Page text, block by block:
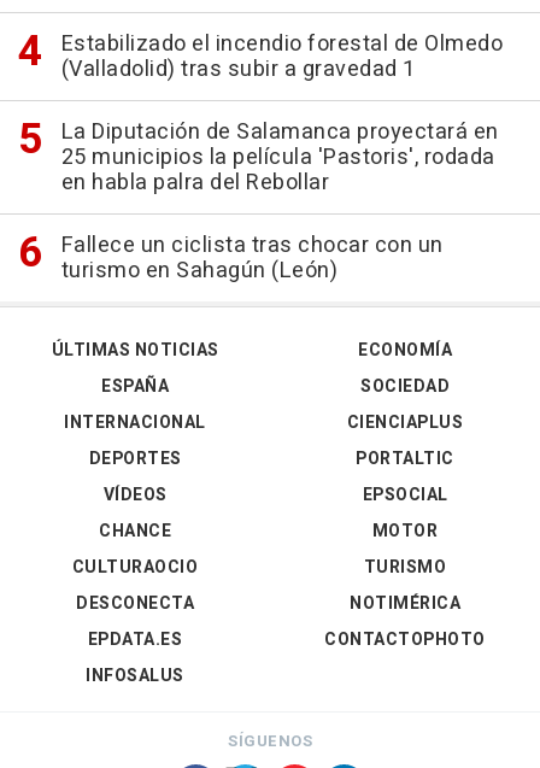
Estabilizado el incendio forestal de Olmedo
(Valladolid) tras subir a gravedad 1
La Diputación de Salamanca proyectará en
25 municipios la película 'Pastoris', rodada
en habla palra del Rebollar
Fallece un ciclista tras chocar con un
turismo en Sahagún (León)
ÚLTIMAS NOTICIAS
ESPAÑA
INTERNACIONAL
DEPORTES
VÍDEOS
ECONOMÍA
SOCIEDAD
CIENCIAPLUS
PORTALTIC
EPSOCIAL
CHANCE
CULTURAOCIO
DESCONECTA
EPDATA.ES
INFOSALUS
MOTOR
TURISMO
NOTIMÉRICA
CONTACTOPHOTO
SÍGUENOS